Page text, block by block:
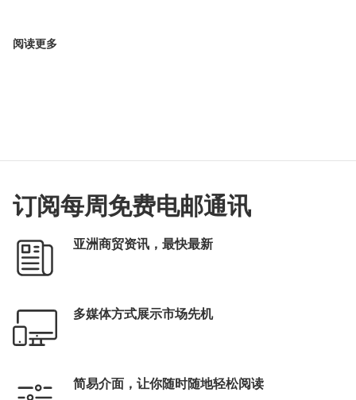
阅读更多
订阅每周免费电邮通讯
亚洲商贸资讯，最快最新
多媒体方式展示市场先机
简易介面，让你随时随地轻松阅读